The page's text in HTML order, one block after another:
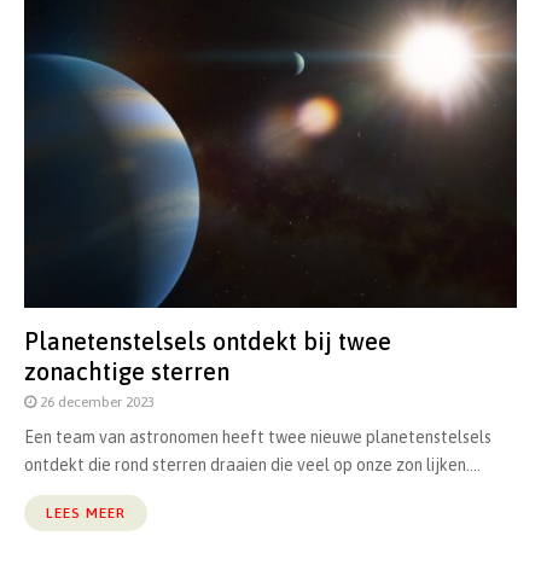
Planetenstelsels ontdekt bij twee
zonachtige sterren
26 december 2023
Een team van astronomen heeft twee nieuwe planetenstelsels
ontdekt die rond sterren draaien die veel op onze zon lijken....
LEES MEER